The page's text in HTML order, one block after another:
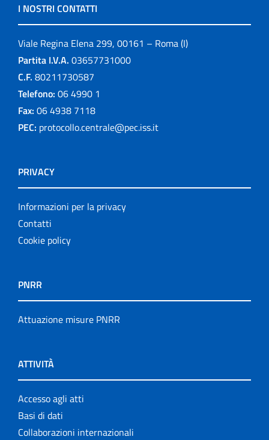
I NOSTRI CONTATTI
Viale Regina Elena 299, 00161 – Roma (I)
Partita I.V.A. 03657731000
C.F. 80211730587
Telefono: 06 4990 1
Fax: 06 4938 7118
PEC: protocollo.centrale@pec.iss.it
PRIVACY
Informazioni per la privacy
Contatti
Cookie policy
PNRR
Attuazione misure PNRR
ATTIVITÀ
Accesso agli atti
Basi di dati
Collaborazioni internazionali